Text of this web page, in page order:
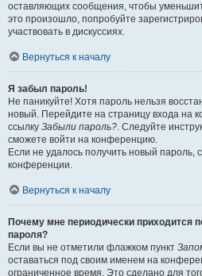
оставляющих сообщения, чтобы
это произошло, попробуйте
участвовать в дискуссиях.
Вернуться к началу
Я забыл пароль!
Не паникуйте! Хотя пароль нельзя
новый. Перейдите на страницу входа на
ссылку Забыли пароль?. Следуйте
сможете войти на конференцию.
Если не удалось получить новый пароль,
конференции.
Вернуться к началу
Почему мне периодически приходится
пароля?
Если вы не отметили флажком пункт
оставаться под своим именем на
ограниченное время. Это сделано для